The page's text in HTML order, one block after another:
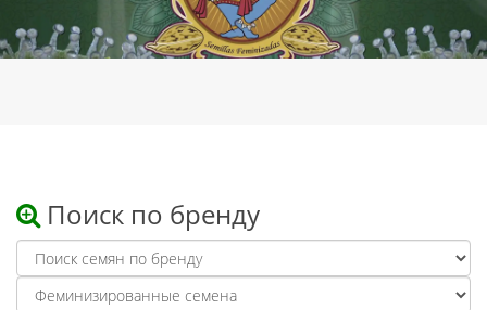
Поиск по бренду